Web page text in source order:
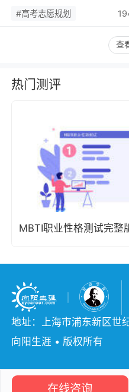
潮，藏着职业规划新逻
#高考志愿规划
查
热门测评
MBTI职业性格测试完整
地址：上海市浦东新区世
向阳生涯 • 版权所有
在线咨询